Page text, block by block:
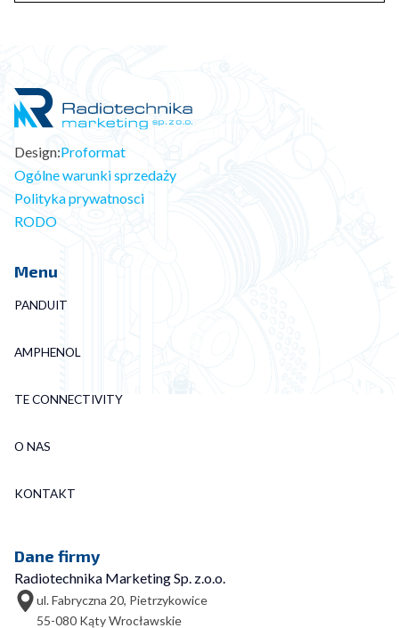
Design:Proformat
Ogólne warunki sprzedaży
Polityka prywatnosci
RODO
Menu
PANDUIT
AMPHENOL
TE CONNECTIVITY
O NAS
KONTAKT
Dane firmy
Radiotechnika Marketing Sp. z.o.o.
ul. Fabryczna 20, Pietrzykowice
55-080 Kąty Wrocławskie